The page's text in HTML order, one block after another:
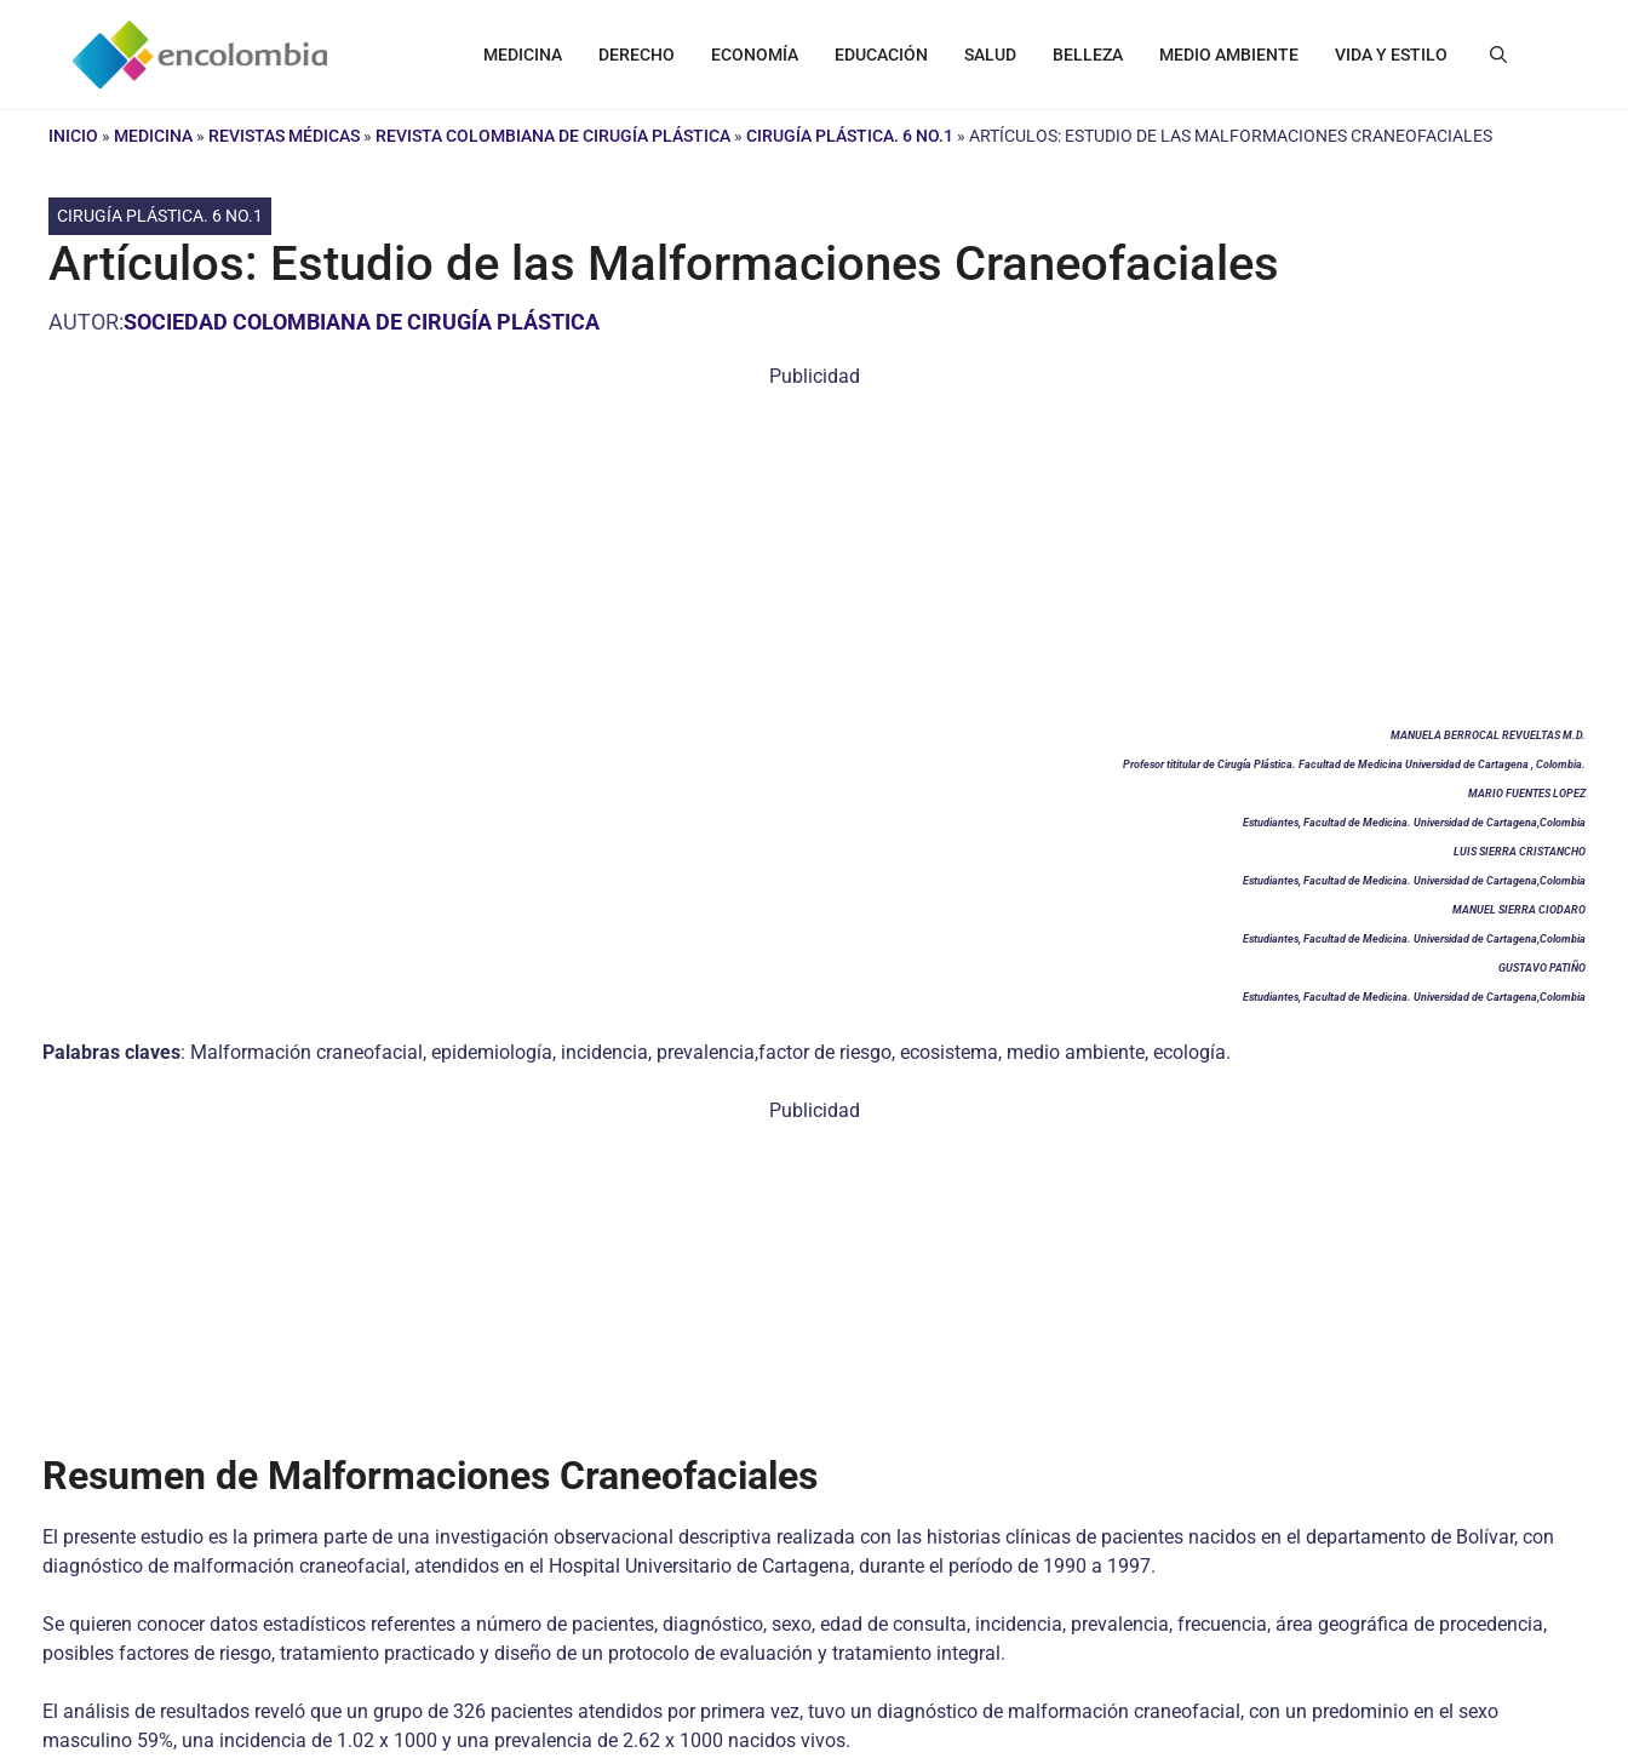
contenido
MEDICINA DERECHO ECONOMÍA EDUCACIÓN SALUD BELLEZA MEDIO AMBIENTE VIDA Y ESTILO
INICIO » MEDICINA » REVISTAS MÉDICAS » REVISTA COLOMBIANA DE CIRUGÍA PLÁSTICA » CIRUGÍA PLÁSTICA. 6 NO.1 » ARTÍCULOS: ESTUDIO DE LAS MALFORMACIONES CRANEOFACIALES
CIRUGÍA PLÁSTICA. 6 NO.1
Artículos: Estudio de las Malformaciones Craneofaciales
AUTOR:SOCIEDAD COLOMBIANA DE CIRUGÍA PLÁSTICA
Publicidad
MANUELA BERROCAL REVUELTAS M.D.
Profesor tititular de Cirugía Plástica. Facultad de Medicina Universidad de Cartagena , Colombia.
MARIO FUENTES LOPEZ
Estudiantes, Facultad de Medicina. Universidad de Cartagena,Colombia
LUIS SIERRA CRISTANCHO
Estudiantes, Facultad de Medicina. Universidad de Cartagena,Colombia
MANUEL SIERRA CIODARO
Estudiantes, Facultad de Medicina. Universidad de Cartagena,Colombia
GUSTAVO PATIÑO
Estudiantes, Facultad de Medicina. Universidad de Cartagena,Colombia
Palabras claves: Malformación craneofacial, epidemiología, incidencia, prevalencia,factor de riesgo, ecosistema, medio ambiente, ecología.
Publicidad
Resumen de Malformaciones Craneofaciales
El presente estudio es la primera parte de una investigación observacional descriptiva realizada con las historias clínicas de pacientes nacidos en el departamento de Bolívar, con
diagnóstico de malformación craneofacial, atendidos en el Hospital Universitario de Cartagena, durante el período de 1990 a 1997.
Se quieren conocer datos estadísticos referentes a número de pacientes, diagnóstico, sexo, edad de consulta, incidencia, prevalencia, frecuencia, área geográfica de procedencia,
posibles factores de riesgo, tratamiento practicado y diseño de un protocolo de evaluación y tratamiento integral.
El análisis de resultados reveló que un grupo de 326 pacientes atendidos por primera vez, tuvo un diagnóstico de malformación craneofacial, con un predominio en el sexo
masculino 59%, una incidencia de 1.02 x 1000 y una prevalencia de 2.62 x 1000 nacidos vivos.